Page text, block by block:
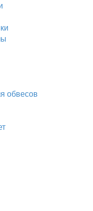
обвесов